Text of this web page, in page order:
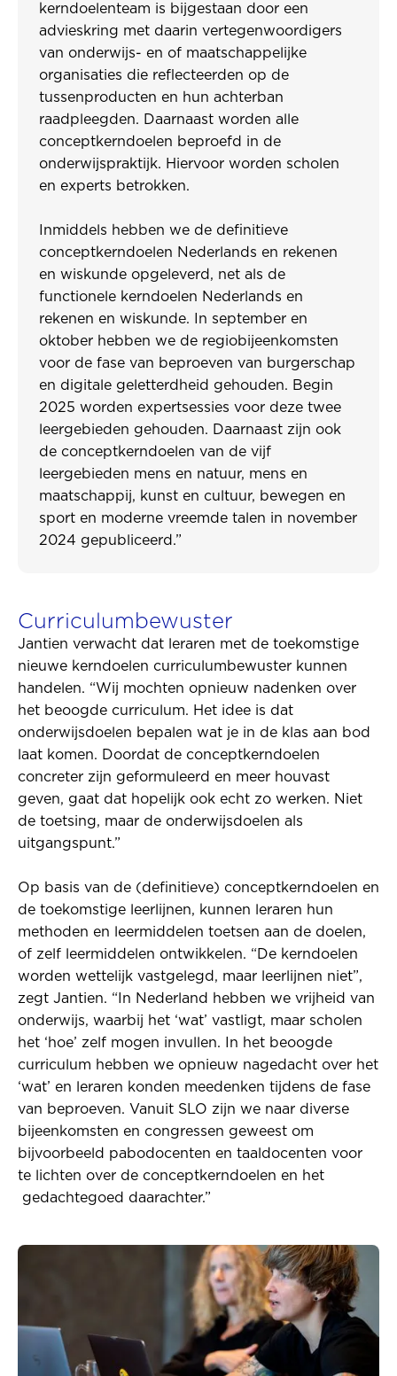
kerndoelenteam is bijgestaan door een
advieskring met daarin vertegenwoordigers
van onderwijs- en of maatschappelijke
organisaties die reflecteerden op de
tussenproducten en hun achterban
raadpleegden. Daarnaast worden alle
conceptkerndoelen beproefd in de
onderwijspraktijk. Hiervoor worden scholen
en experts betrokken.
Inmiddels hebben we de definitieve
conceptkerndoelen Nederlands en rekenen
en wiskunde opgeleverd, net als de
functionele kerndoelen Nederlands en
rekenen en wiskunde. In september en
oktober hebben we de regiobijeenkomsten
voor de fase van beproeven van burgerschap
en digitale geletterdheid gehouden. Begin
2025 worden expertsessies voor deze twee
leergebieden gehouden. Daarnaast zijn ook
de conceptkerndoelen van de vijf
leergebieden mens en natuur, mens en
maatschappij, kunst en cultuur, bewegen en
sport en moderne vreemde talen in november
2024 gepubliceerd.”
Curriculumbewuster
Jantien verwacht dat leraren met de toekomstige
nieuwe kerndoelen curriculumbewuster kunnen
handelen. “Wij mochten opnieuw nadenken over
het beoogde curriculum. Het idee is dat
onderwijsdoelen bepalen wat je in de klas aan bod
laat komen. Doordat de conceptkerndoelen
concreter zijn geformuleerd en meer houvast
geven, gaat dat hopelijk ook echt zo werken. Niet
de toetsing, maar de onderwijsdoelen als
uitgangspunt.”
Op basis van de (definitieve) conceptkerndoelen en
de toekomstige leerlijnen, kunnen leraren hun
methoden en leermiddelen toetsen aan de doelen,
of zelf leermiddelen ontwikkelen. “De kerndoelen
worden wettelijk vastgelegd, maar leerlijnen niet”,
zegt Jantien. “In Nederland hebben we vrijheid van
onderwijs, waarbij het ‘wat’ vastligt, maar scholen
het ‘hoe’ zelf mogen invullen. In het beoogde
curriculum hebben we opnieuw nagedacht over het
‘wat’ en leraren konden meedenken tijdens de fase
van beproeven. Vanuit SLO zijn we naar diverse
bijeenkomsten en congressen geweest om
bijvoorbeeld pabodocenten en taaldocenten voor
te lichten over de conceptkerndoelen en het
gedachtegoed daarachter.”